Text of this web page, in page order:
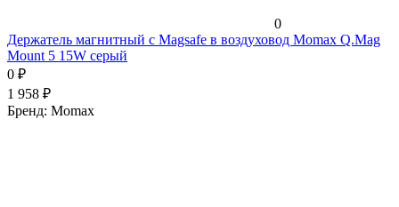
0
Держатель магнитный c Magsafe в воздуховод Momax Q.Mag
Mount 5 15W серый
0 ₽
1 958 ₽
Бренд: Momax